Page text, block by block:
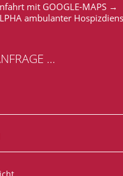
mit GOOGLE-MAPS →
ambulanter
…